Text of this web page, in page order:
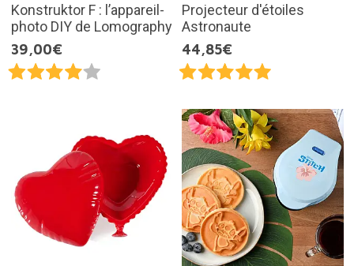
Konstruktor F : l’appareil-
photo DIY de Lomography
39,00€
Projecteur d'étoiles
Astronaute
44,85€